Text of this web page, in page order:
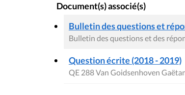
Document(s) associé(s)
Bulletin des questions et
Bulletin des questions et des
Question écrite (2018 - 2019)
QE 288 Van Goidsenhoven